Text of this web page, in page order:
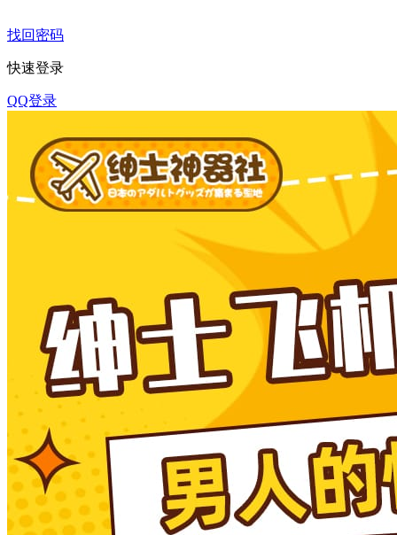
找回密码
快速登录
QQ登录